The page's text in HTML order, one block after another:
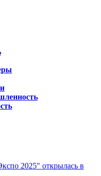
2025" открылась в